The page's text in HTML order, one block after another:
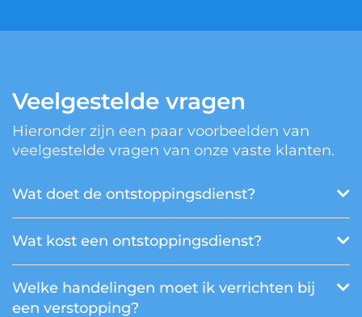
Veelgestelde vragen
Hieronder zijn een paar voorbeelden van
veelgestelde vragen van onze vaste klanten.
Wat doet de ontstoppingsdienst?
Wat kost een ontstoppingsdienst?
Welke handelingen moet ik verrichten bij
een verstopping?